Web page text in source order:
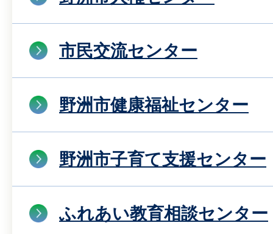
市民交流センター
野洲市健康福祉センター
野洲市子育て支援センター
ふれあい教育相談センター